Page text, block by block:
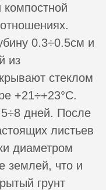
компостной
0.3÷0.5см и
из
стеклом
+21÷+23°C.
дней. После
листьев
диаметром
землей, что и
грунт